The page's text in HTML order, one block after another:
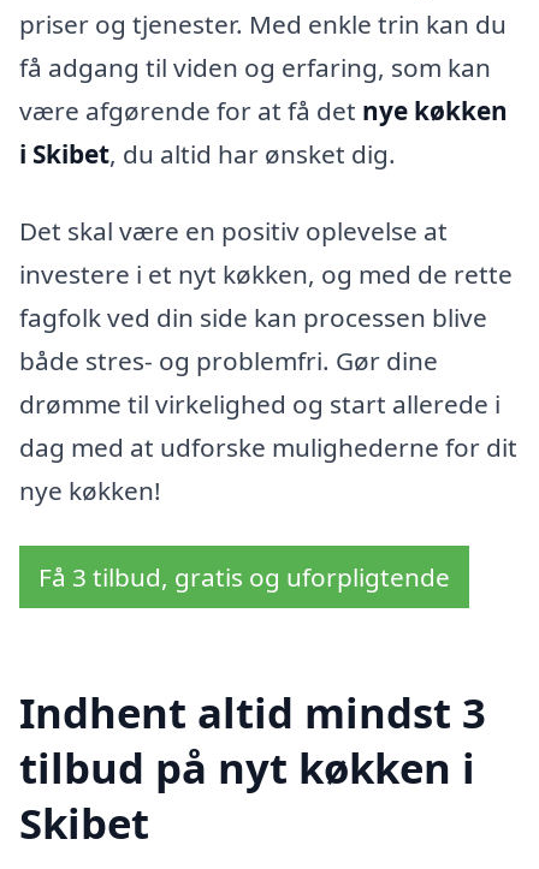
priser og tjenester. Med enkle trin kan du
få adgang til viden og erfaring, som kan
være afgørende for at få det nye køkken
i Skibet, du altid har ønsket dig.
Det skal være en positiv oplevelse at
investere i et nyt køkken, og med de rette
fagfolk ved din side kan processen blive
både stres- og problemfri. Gør dine
drømme til virkelighed og start allerede i
dag med at udforske mulighederne for dit
nye køkken!
Få 3 tilbud, gratis og uforpligtende
Indhent altid mindst 3
tilbud på nyt køkken i
Skibet